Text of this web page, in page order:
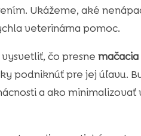
Ukážeme, aké
veterinárna pomoc.
čo presne mačacia
podniknúť pre jej úľavu.
a ako